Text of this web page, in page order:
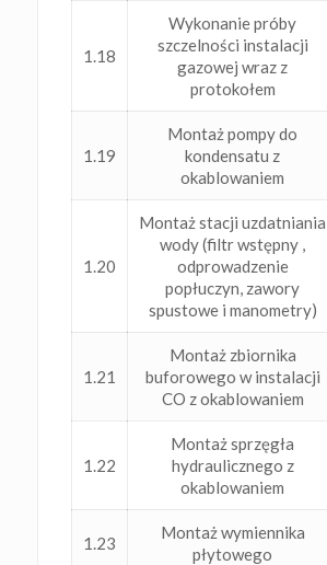
1.18
Wykonanie próby
szczelności instalacji
gazowej wraz z
protokołem
1.19
Montaż pompy do
kondensatu z
okablowaniem
1.20
Montaż stacji uzdatniania
wody (filtr wstępny ,
odprowadzenie
popłuczyn, zawory
spustowe i manometry)
1.21
Montaż zbiornika
buforowego w instalacji
CO z okablowaniem
1.22
Montaż sprzęgła
hydraulicznego z
okablowaniem
1.23
Montaż wymiennika
płytowego